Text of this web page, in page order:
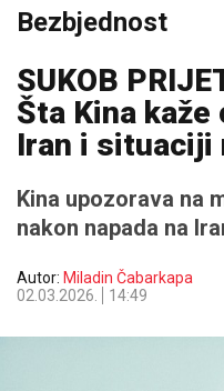
Bezbjednost
SUKOB
Šta Kina kaže
Iran i situaciji
Kina upozorava na
nakon napada na
Autor: Miladin Čabarkapa
02.03.2026.
14:49